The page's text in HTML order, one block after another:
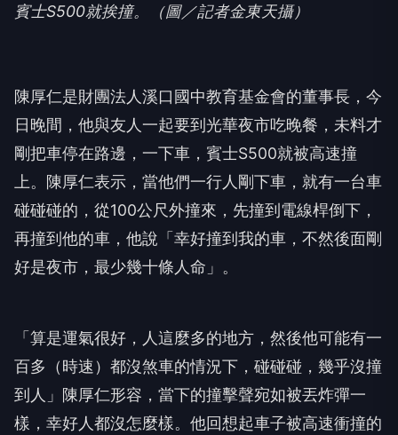
賓士S500就挨撞。（圖／記者金東天攝）
陳厚仁是財團法人溪口國中教育基金會的董事長，今
日晚間，他與友人一起要到光華夜市吃晚餐，未料才
剛把車停在路邊，一下車，賓士S500就被高速撞
上。陳厚仁表示，當他們一行人剛下車，就有一台車
碰碰碰的，從100公尺外撞來，先撞到電線桿倒下，
再撞到他的車，他說「幸好撞到我的車，不然後面剛
好是夜市，最少幾十條人命」。
「算是運氣很好，人這麼多的地方，然後他可能有一
百多（時速）都沒煞車的情況下，碰碰碰，幾乎沒撞
到人」陳厚仁形容，當下的撞擊聲宛如被丟炸彈一
樣，幸好人都沒怎麼樣。他回想起車子被高速衝撞的